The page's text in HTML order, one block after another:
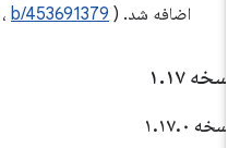
اضافه شد. ( ،b/453691379
۱ .۱۷
۱ .۱۷.۰